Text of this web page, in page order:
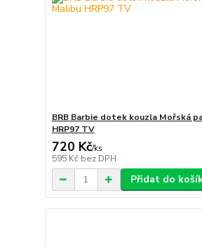
BRB Barbie dotek kouzla Mořská
HRP97 TV
720 Kč/ks
595 Kč bez DPH
Přidat do